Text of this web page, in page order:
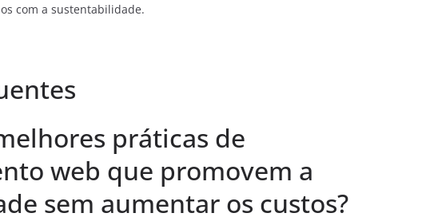
com a sustentabilidade.
práticas de
web que promovem a
sem aumentar os custos?